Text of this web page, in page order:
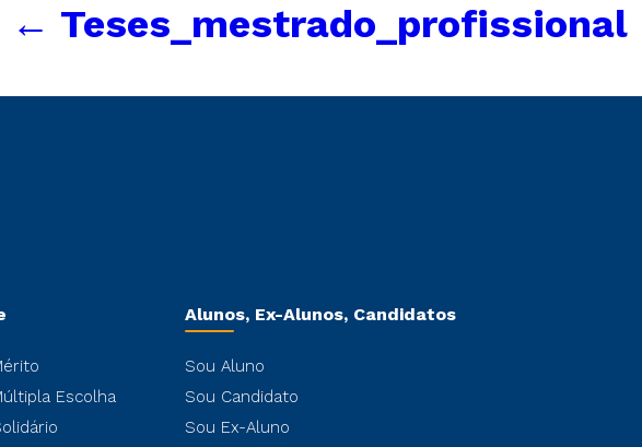
← Teses_mestrado_profissional
Escolha
Alunos, Ex-Alunos, Candidatos
Sou Aluno
Sou Candidato
Sou Ex-Aluno